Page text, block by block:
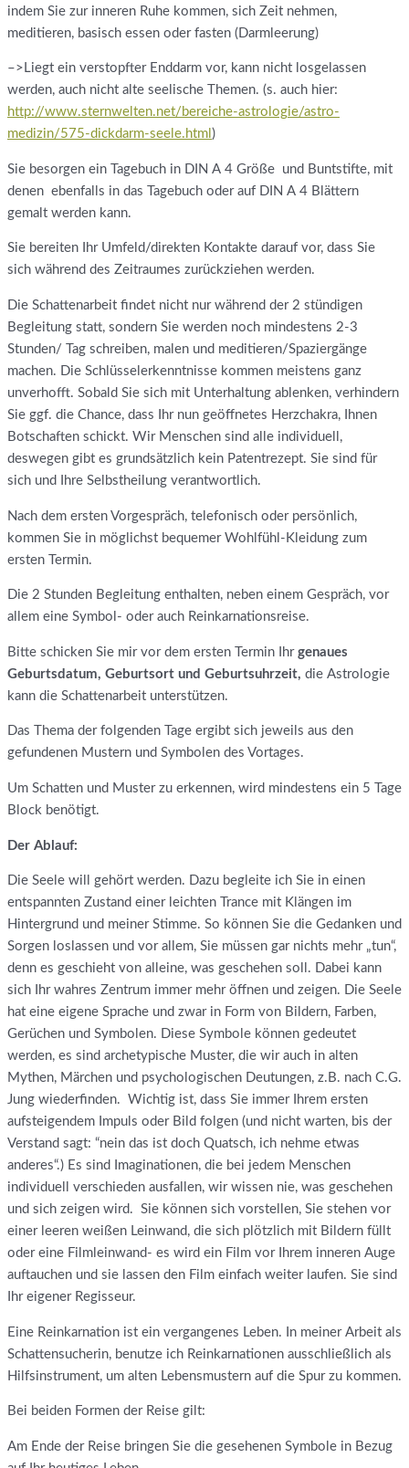
indem Sie zur inneren Ruhe kommen, sich Zeit nehmen,
meditieren, basisch essen oder fasten (Darmleerung)
–>Liegt ein verstopfter Enddarm vor, kann nicht losgelassen
werden, auch nicht alte seelische Themen. (s. auch hier:
http://www.sternwelten.net/bereiche-astrologie/astro-
medizin/575-dickdarm-seele.html )
Sie besorgen ein Tagebuch in DIN A 4 Größe und Buntstifte, mit
denen ebenfalls in das Tagebuch oder auf DIN A 4 Blättern
gemalt werden kann.
Sie bereiten Ihr Umfeld/direkten Kontakte darauf vor, dass Sie
sich während des Zeitraumes zurückziehen werden.
Die Schattenarbeit findet nicht nur während der 2 stündigen
Begleitung statt, sondern Sie werden noch mindestens 2-3
Stunden/ Tag schreiben, malen und meditieren/Spaziergänge
machen. Die Schlüsselerkenntnisse kommen meistens ganz
unverhofft. Sobald Sie sich mit Unterhaltung ablenken, verhindern
Sie ggf. die Chance, dass Ihr nun geöffnetes Herzchakra, Ihnen
Botschaften schickt. Wir Menschen sind alle individuell,
deswegen gibt es grundsätzlich kein Patentrezept. Sie sind für
sich und Ihre Selbstheilung verantwortlich.
Nach dem ersten Vorgespräch, telefonisch oder persönlich,
kommen Sie in möglichst bequemer Wohlfühl-Kleidung zum
ersten Termin.
Die 2 Stunden Begleitung enthalten, neben einem Gespräch, vor
allem eine Symbol- oder auch Reinkarnationsreise.
Bitte schicken Sie mir vor dem ersten Termin Ihr genaues
Geburtsdatum, Geburtsort und Geburtsuhrzeit, die Astrologie
kann die Schattenarbeit unterstützen.
Das Thema der folgenden Tage ergibt sich jeweils aus den
gefundenen Mustern und Symbolen des Vortages.
Um Schatten und Muster zu erkennen, wird mindestens ein 5 Tage
Block benötigt.
Der Ablauf:
Die Seele will gehört werden. Dazu begleite ich Sie in einen
entspannten Zustand einer leichten Trance mit Klängen im
Hintergrund und meiner Stimme. So können Sie die Gedanken und
Sorgen loslassen und vor allem, Sie müssen gar nichts mehr „tun“,
denn es geschieht von alleine, was geschehen soll. Dabei kann
sich Ihr wahres Zentrum immer mehr öffnen und zeigen. Die Seele
hat eine eigene Sprache und zwar in Form von Bildern, Farben,
Gerüchen und Symbolen. Diese Symbole können gedeutet
werden, es sind archetypische Muster, die wir auch in alten
Mythen, Märchen und psychologischen Deutungen, z.B. nach C.G.
Jung wiederfinden. Wichtig ist, dass Sie immer Ihrem ersten
aufsteigendem Impuls oder Bild folgen (und nicht warten, bis der
Verstand sagt: “nein das ist doch Quatsch, ich nehme etwas
anderes“.) Es sind Imaginationen, die bei jedem Menschen
individuell verschieden ausfallen, wir wissen nie, was geschehen
und sich zeigen wird. Sie können sich vorstellen, Sie stehen vor
einer leeren weißen Leinwand, die sich plötzlich mit Bildern füllt
oder eine Filmleinwand- es wird ein Film vor Ihrem inneren Auge
auftauchen und sie lassen den Film einfach weiter laufen. Sie sind
Ihr eigener Regisseur.
Eine Reinkarnation ist ein vergangenes Leben. In meiner Arbeit als
Schattensucherin, benutze ich Reinkarnationen ausschließlich als
Hilfsinstrument, um alten Lebensmustern auf die Spur zu kommen.
Bei beiden Formen der Reise gilt:
Am Ende der Reise bringen Sie die gesehenen Symbole in Bezug